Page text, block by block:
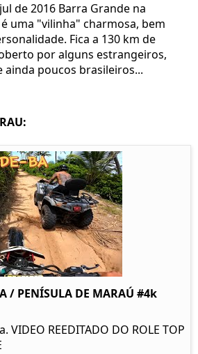
de 2016 Barra Grande na
uma "vilinha" charmosa, bem
Fica a 130 km de
por alguns estrangeiros,
poucos brasileiros...
/ PENÍSULA DE MARAÚ #4k
VIDEO REEDITADO DO ROLE TOP